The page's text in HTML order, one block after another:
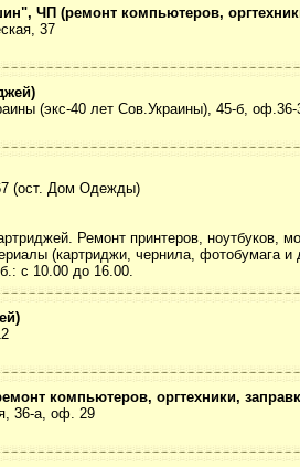
ЧП (ремонт компьютеров,
37
(экс-40 лет Сов.Украины), 45-б, оф.36-
(ост. Дом Одежды)
Ремонт принтеров,
(картриджи, чернила, фотобумага и
с 10.00 до 16.00.
компьютеров, оргтехники,
36-а, оф. 29